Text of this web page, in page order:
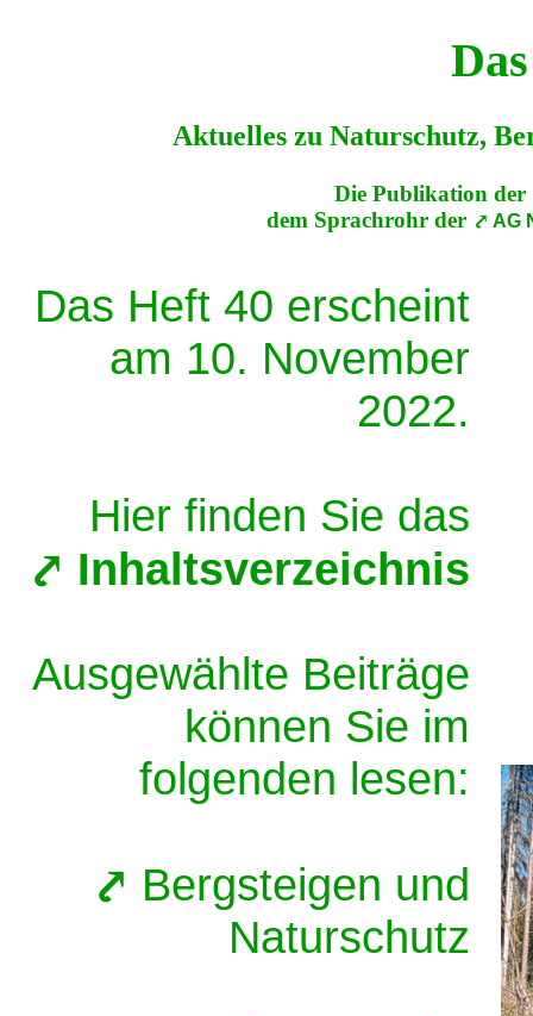
Aktuelles zu Naturschutz,
Die Publikation der
dem Sprachrohr der
AG
Das Heft 40 erscheint
am 10. November
2022.
Hier finden Sie das
Inhaltsverzeichnis
Ausgewählte Beiträge
können Sie im
folgenden lesen:
Bergsteigen und
Naturschutz